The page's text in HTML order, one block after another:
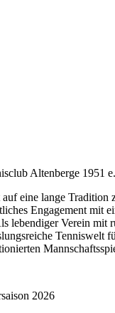
Altenberge 1951
eine lange Tradition
Engagement mit
lebendiger Verein mit
Tenniswelt
2026